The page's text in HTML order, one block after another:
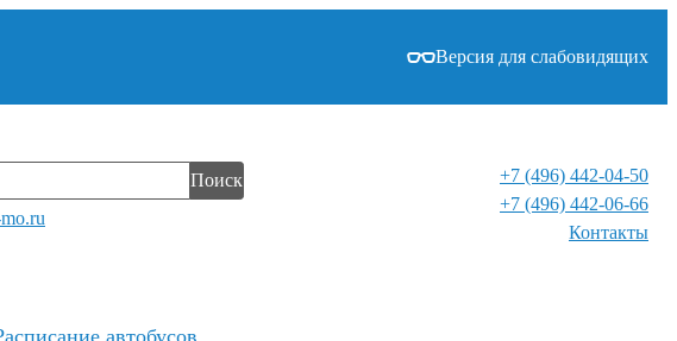
Версия для слабовидящих
Поиск
+7 (496) 442-04-50
+7 (496) 442-06-66
Контакты⁠
автобусов